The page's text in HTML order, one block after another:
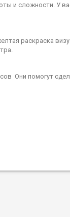
и сложности. У
раскраска
Они помогут